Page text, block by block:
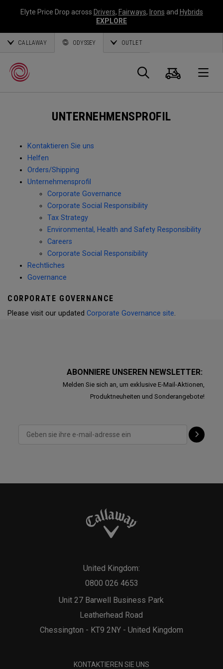
Elyte Price Drop across Drivers, Fairways, Irons and Hybrids
EXPLORE
CALLAWAY ODYSSEY OUTLET
Suche
UNTERNEHMENSPROFIL
Kontaktieren Sie uns
Helfen
Orders/Shipping
Unternehmensprofil
Corporate Governance
Corporate Social Responsibility
Tax Strategy
Environmental, Health and Safety Responsibility
Careers
Corporate Social Responsibility
Rechtliches
Governance
CORPORATE GOVERNANCE
Please visit our updated Corporate Governance site.
ABONNIERE UNSEREN NEWSLETTER:
Melden Sie sich an, um exklusive E-Mail-Aktionen,
Produktneuheiten und Sonderangebote!
Unit 27 Barwell Business Park
Leatherhead Road
Chessington - KT9 2NY - United Kingdom
United Kingdom:
0800 026 4653
KONTAKTIEREN SIE UNS